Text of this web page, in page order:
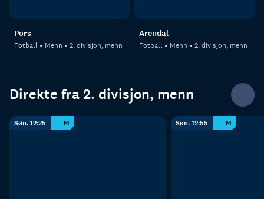
Pors
Fotball Menn 2. divisjon, menn
Arendal
Fotball Menn 2. divisjon, menn
Direkte fra 2. divisjon, menn
Søn. 12:25 M Søn. 12:55 M